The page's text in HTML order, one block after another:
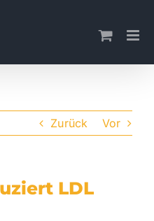
Zurück Vor
LDL